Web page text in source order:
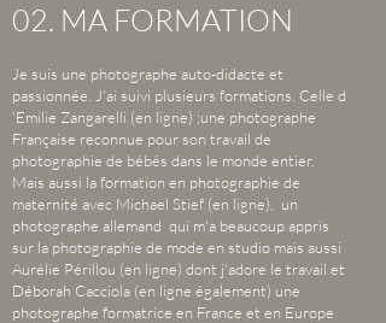
02. MA FORMATION
Je suis une photographe auto-didacte et
passionnée. J'ai suivi plusieurs formations. Celle d
'Emilie Zangarelli (en ligne) ;une photographe
Française reconnue pour son travail de
photographie de bébés dans le monde entier.
Mais aussi la formation en photographie de
maternité avec Michael Stief (en ligne), un
photographe allemand qui m'a beaucoup appris
sur la photographie de mode en studio mais aussi
Aurélie Périllou (en ligne) dont j'adore le travail et
Déborah Cacciola (en ligne également) une
photographe formatrice en France et en Europe